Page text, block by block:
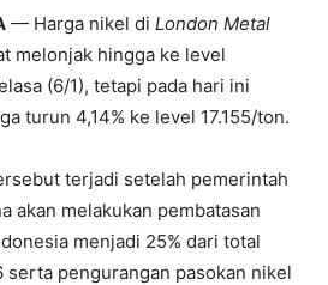
— Harga nikel di London Metal
melonjak hingga ke level
(6/1), tetapi pada hari ini
turun 4,14% ke level 17.155/ton.
terjadi setelah pemerintah
akan melakukan pembatasan
menjadi 25% dari total
serta pengurangan pasokan nikel